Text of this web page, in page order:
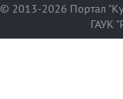
© 2013-2026 Портал
ГАУК